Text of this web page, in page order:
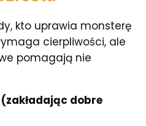
kto uprawia monsterę
cierpliwości, ale
pomagają nie
dobre